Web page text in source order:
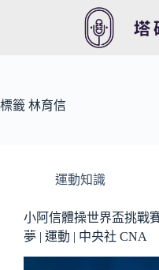
容
標籤 林育信
運動知識
小阿信體操世界盃挑戰
夢 | 運動 | 中央社 CNA